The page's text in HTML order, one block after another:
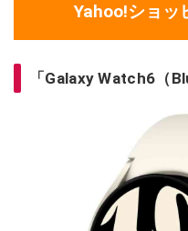
Yahoo!ショッ
「Galaxy Watch6（